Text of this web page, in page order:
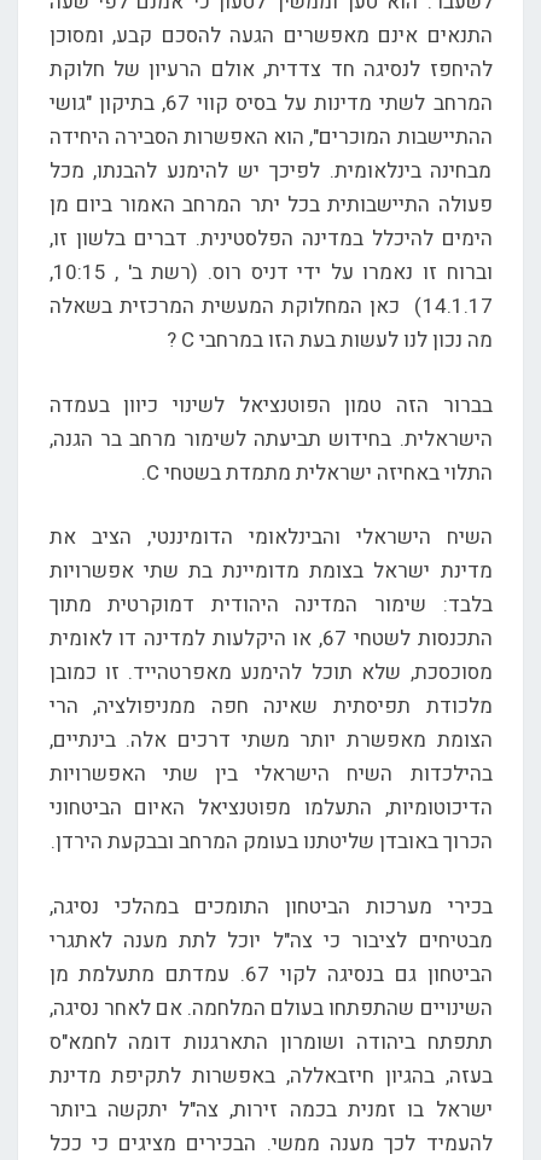
התנאים אינם מאפשרים הגעה להסכם קבע, ומסוכן
להיחפז לנסיגה חד צדדית, אולם הרעיון של חלוקת
המרחב לשתי מדינות על בסיס קווי 67, בתיקון "גושי
ההתיישבות המוכרים", הוא האפשרות הסבירה היחידה
מבחינה בינלאומית. לפיכך יש להימנע להבנתו, מכל
פעולה התיישבותית בכל יתר המרחב האמור ביום מן
הימים להיכלל במדינה הפלסטינית. דברים בלשון זו,
וברוח זו נאמרו על ידי דניס רוס. (רשת ב' , 10:15,
14.1.17) כאן המחלוקת המעשית המרכזית בשאלה
מה נכון לנו לעשות בעת הזו במרחבי C ?
בברור הזה טמון הפוטנציאל לשינוי כיוון בעמדה
הישראלית. בחידוש תביעתה לשימור מרחב בר הגנה,
התלוי באחיזה ישראלית מתמדת בשטחי C.
השיח הישראלי והבינלאומי הדומיננטי, הציב את
מדינת ישראל בצומת מדומיינת בת שתי אפשרויות
בלבד: שימור המדינה היהודית דמוקרטית מתוך
התכנסות לשטחי 67, או היקלעות למדינה דו לאומית
מסוכסכת, שלא תוכל להימנע מאפרטהייד. זו כמובן
מלכודת תפיסתית שאינה חפה ממניפולציה, הרי
הצומת מאפשרת יותר משתי דרכים אלה. בינתיים,
בהילכדות השיח הישראלי בין שתי האפשרויות
הדיכוטומיות, התעלמו מפוטנציאל האיום הביטחוני
הכרוך באובדן שליטתנו בעומק המרחב ובבקעת הירדן.
בכירי מערכות הביטחון התומכים במהלכי נסיגה,
מבטיחים לציבור כי צה"ל יוכל לתת מענה לאתגרי
הביטחון גם בנסיגה לקוי 67. עמדתם מתעלמת מן
השינויים שהתפתחו בעולם המלחמה. אם לאחר נסיגה,
תתפתח ביהודה ושומרון התארגנות דומה לחמא"ס
בעזה, בהגיון חיזבאללה, באפשרות לתקיפת מדינת
ישראל בו זמנית בכמה זירות, צה"ל יתקשה ביותר
להעמיד לכך מענה ממשי. הבכירים מציגים כי ככל